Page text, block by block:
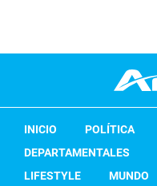
INICIO POLÍTICA
DEPARTAMENTALES
LIFESTYLE
MUNDO